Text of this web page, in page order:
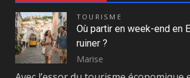
TOURISME
Où partir en week-end en
ruiner ?
Marise